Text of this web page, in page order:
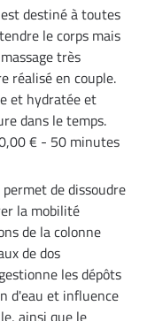
destiné à toutes
le corps mais
très
réalisé en couple.
et hydratée et
dans le temps.
€ - 50 minutes
de dissoudre
la mobilité
de la colonne
de dos
les dépôts
d'eau et influence